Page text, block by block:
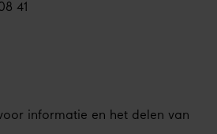
41
informatie en het delen van